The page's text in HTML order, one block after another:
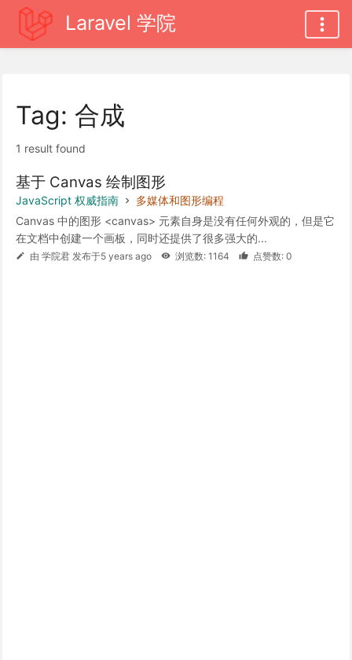
Laravel 学院
Tag: 合成
1 result found
基于 Canvas 绘制图形
JavaScript 权威指南
多媒体和图形编程
Canvas 中的图形 <canvas> 元素自身是没有任何外观的，但是它
在文档中创建一个画板，同时还提供了很多强大的...
由 学院君 发布于5 years ago 浏览数: 1164 点赞数: 0